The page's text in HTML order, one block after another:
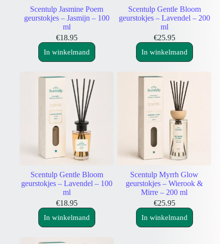
Scentulp Jasmine Poem
geurstokjes – Jasmijn – 100
ml
€18.95
In winkelmand
Scentulp Gentle Bloom
geurstokjes – Lavendel – 200
ml
€25.95
In winkelmand
Scentulp Gentle Bloom
geurstokjes – Lavendel – 100
ml
€18.95
In winkelmand
Scentulp Myrrh Glow
geurstokjes – Wierook &
Mirre – 200 ml
€25.95
In winkelmand